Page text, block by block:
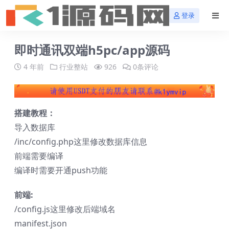
登录
即时通讯双端h5pc/app源码
4 年前 行业整站 926 0条评论
搭建教程：
导入数据库
/inc/config.php这里修改数据库信息
前端需要编译
编译时需要开通push功能
前端:
/config.js这里修改后端域名
manifest.json